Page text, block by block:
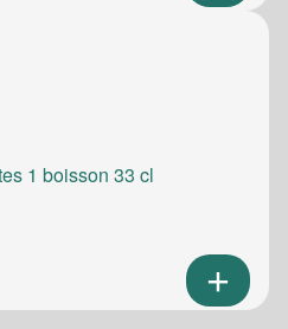
1 boisson 33 cl